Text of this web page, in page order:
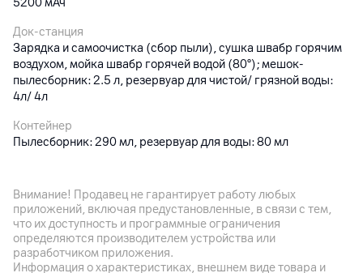
5200 мАч
Док-станция
Зарядка и самоочистка (сбор пыли), сушка швабр горячим
воздухом, мойка швабр горячей водой (80°); мешок-
пылесборник: 2.5 л, резервуар для чистой/ грязной воды:
4л/ 4л
Контейнер
Пылесборник: 290 мл, резервуар для воды: 80 мл
Пылесос: 350 x 350 x 88 мм (при опущенном лидаре); 3.75
кг; док-станция: 470 x 360 x 572 мм
Особенности
Умная уборка с ИИ (алгоритм визуального распознавания с
ИИ, RGB-камера + 2 ИК-камеры + фракционный лазер,
Внимание! Продавец не гарантирует работу любых
приложений, включая предустановленные, в связи с тем,
что их доступность и программные ограничения
определяются производителем устройства или
разработчиком приложения.
Информация о характеристиках, внешнем виде товара и